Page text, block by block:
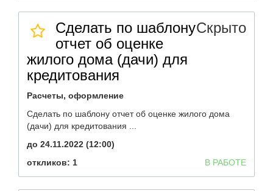
Сделать по шаблону
отчет об оценке
жилого дома (дачи) для
кредитования
Скрыто
Расчеты, оформление
Сделать по шаблону отчет об оценке жилого дома
(дачи) для кредитования ...
до 24.11.2022 (12:00)
откликов: 1
В РАБОТЕ